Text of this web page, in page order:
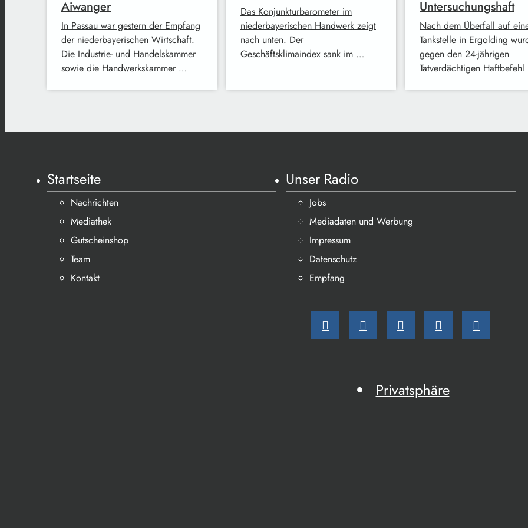
Aiwanger
In Passau war gestern der Empfang
der niederbayerischen Wirtschaft.
Die Industrie- und Handelskammer
sowie die Handwerkskammer …
Das Konjunkturbarometer im
niederbayerischen Handwerk zeigt
nach unten. Der
Geschäftsklimaindex sank im …
Untersuchungshaft
Nach dem Überfall auf
Tankstelle in Ergolding
gegen den 24-jährigen
Tatverdächtigen
Startseite
Nachrichten
Mediathek
Gutscheinshop
Team
Kontakt
Unser Radio
Jobs
Mediadaten und Werbung
Impressum
Datenschutz
Empfang
Privatsphäre